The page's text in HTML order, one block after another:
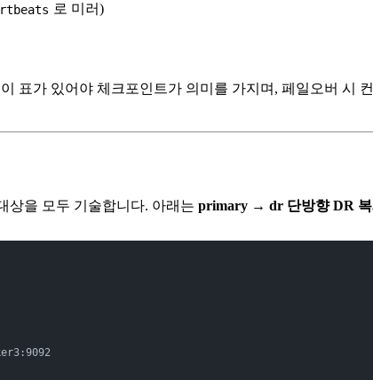
로 미러)
표가 있어야 체크포인트가 의미를 가지며, 페일오버 시
상을 모두 기술합니다. 아래는 primary → dr 단방향 DR 복